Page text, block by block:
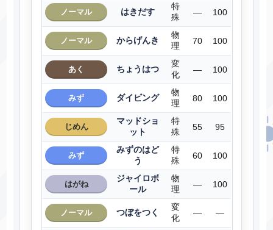
ノーマル はきだす
特
殊
― 100
ノーマル からげんき
物
理
70 100
あく ちょうはつ
変
化
― 100
みず ダイビング
物
理
80 100
じめん
マッドショ
ット
特
殊
55 95
みず
みずのはど
う
特
殊
60 100
はがね
ジャイロボ
ール
物
理
― 100
ノーマル つぼをつく
変
化
― ―